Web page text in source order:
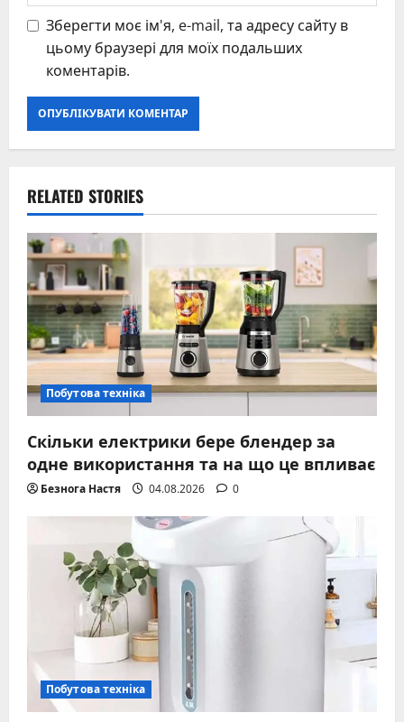
Зберегти моє ім'я, e-mail, та адресу сайту в
цьому браузері для моїх подальших
коментарів.
RELATED STORIES
Побутова техніка
Скільки електрики бере блендер за
одне використання та на що це впливає
Безнога Настя 04.08.2026 0
Побутова техніка